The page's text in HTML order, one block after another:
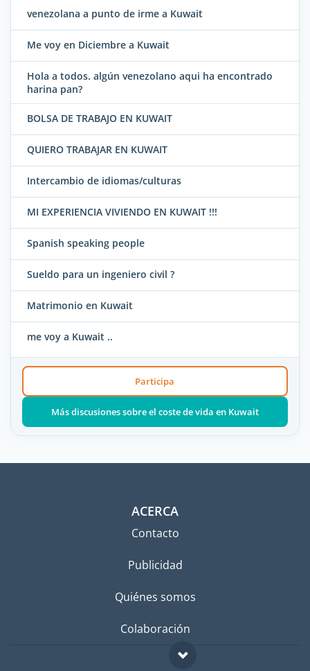
venezolana a punto de irme a Kuwait
Me voy en Diciembre a Kuwait
Hola a todos. algún venezolano aqui ha encontrado
harina pan?
BOLSA DE TRABAJO EN KUWAIT
QUIERO TRABAJAR EN KUWAIT
Intercambio de idiomas/culturas
MI EXPERIENCIA VIVIENDO EN KUWAIT !!!
Spanish speaking people
Sueldo para un ingeniero civil ?
Matrimonio en Kuwait
me voy a Kuwait ..
Participa
Más discusiones sobre el coste de vida en Kuwait
ACERCA
Contacto
Publicidad
Quiénes somos
Colaboración